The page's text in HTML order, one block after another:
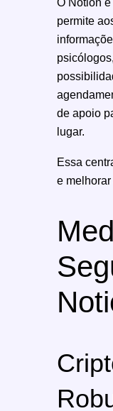
permite
de apoio
lugar.
Essa
e